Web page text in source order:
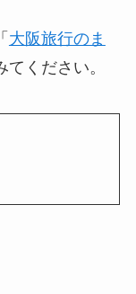
大阪旅行のま
ください。